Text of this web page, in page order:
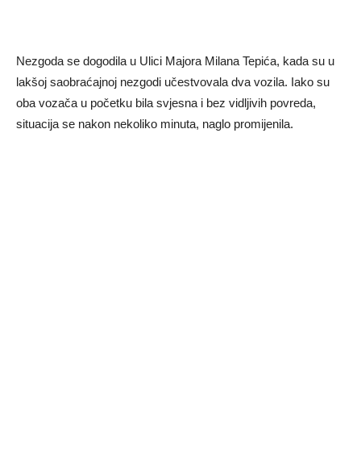
Nezgoda se dogodila u Ulici Majora Milana Tepića, kada su u
lakšoj saobraćajnoj nezgodi učestvovala dva vozila. Iako su
oba vozača u početku bila svjesna i bez vidljivih povreda,
situacija se nakon nekoliko minuta, naglo promijenila.